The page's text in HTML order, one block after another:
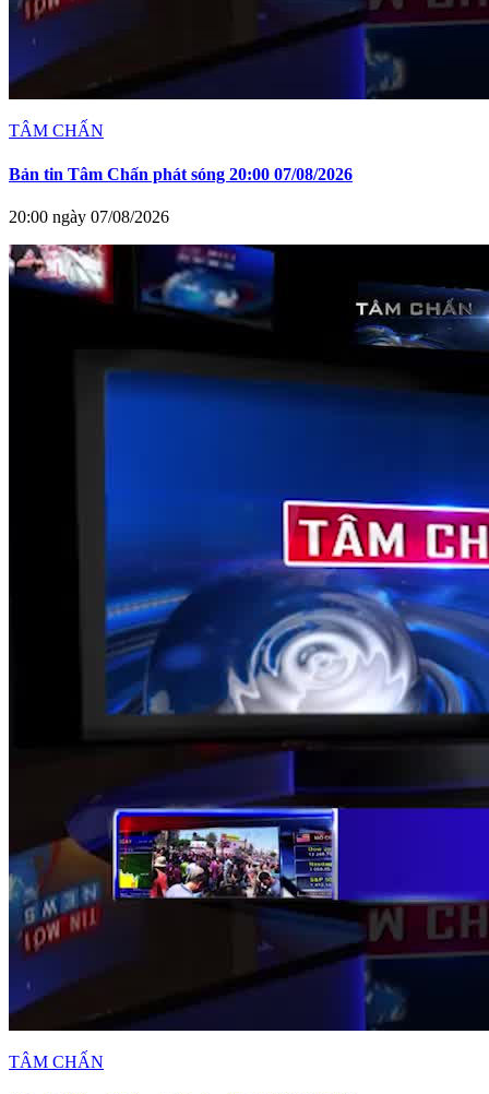
TÂM CHẤN
Bản tin Tâm Chấn phát sóng 20:00 07/08/2026
20:00 ngày 07/08/2026
TÂM CHẤN